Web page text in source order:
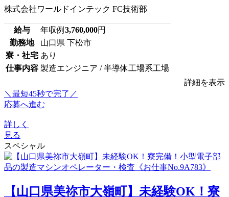
株式会社ワールドインテック FC技術部
給与 年収例 3,760,000円
勤務地
山口県 下松市
寮・社宅 あり
仕事内容 製造エンジニア / 半導体工場系工場
詳細を表示
＼最短45秒で完了／
応募へ進む
詳しく
見る
スペシャル
【山口県美祢市大嶺町】未経験OK！寮